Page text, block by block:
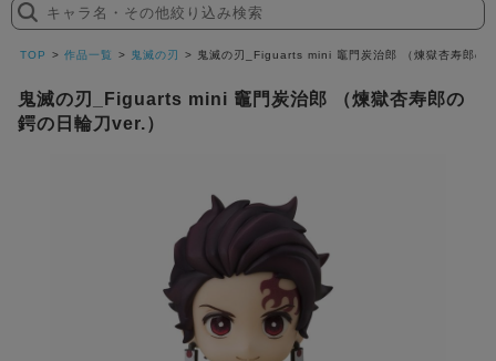
探
す
キャラ名・その他絞り込み検索
TOP 作品一覧 鬼滅の刃 鬼滅の刃_Figuarts mini 竈門炭治郎 （煉獄杏寿郎の
鬼滅の刃_Figuarts mini 竈門炭治郎 （煉獄杏寿郎の
鍔の日輪刀ver.）